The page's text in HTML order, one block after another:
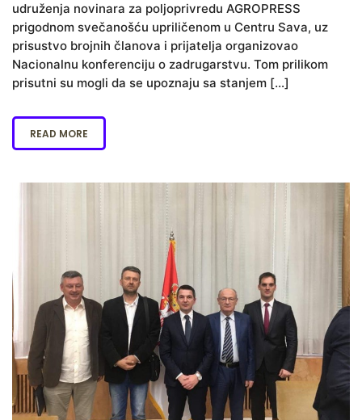
udruženja novinara za poljoprivredu AGROPRESS
prigodnom svečanošću upriličenom u Centru Sava, uz
prisustvo brojnih članova i prijatelja organizovao
Nacionalnu konferenciju o zadrugarstvu. Tom prilikom
prisutni su mogli da se upoznaju sa stanjem […]
READ MORE